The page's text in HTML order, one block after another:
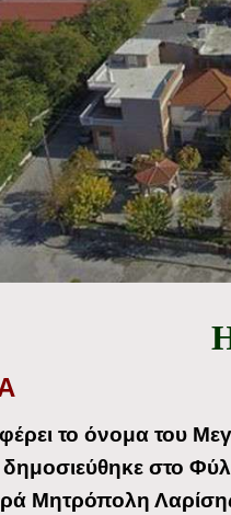
το όνομα του
στο
Μητρόπολη